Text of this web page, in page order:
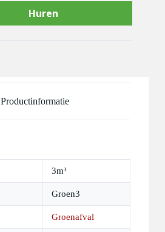
Huren
Productinformatie
3m³
Groen3
Groenafval